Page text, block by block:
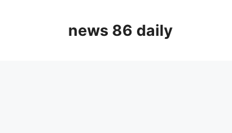
news 86 daily